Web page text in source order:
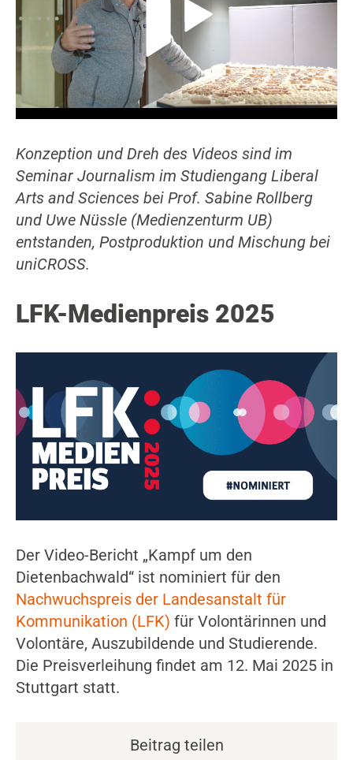
Konzeption und Dreh des Videos sind im
Seminar Journalism im Studiengang Liberal
Arts and Sciences bei Prof. Sabine Rollberg
und Uwe Nüssle (Medienzenturm UB)
entstanden, Postproduktion und Mischung bei
uniCROSS.
LFK-Medienpreis 2025
Der Video-Bericht „Kampf um den
Dietenbachwald“ ist nominiert für den
Nachwuchspreis der Landesanstalt für
Kommunikation (LFK) für Volontärinnen und
Volontäre, Auszubildende und Studierende.
Die Preisverleihung findet am 12. Mai 2025 in
Stuttgart statt.
Beitrag teilen